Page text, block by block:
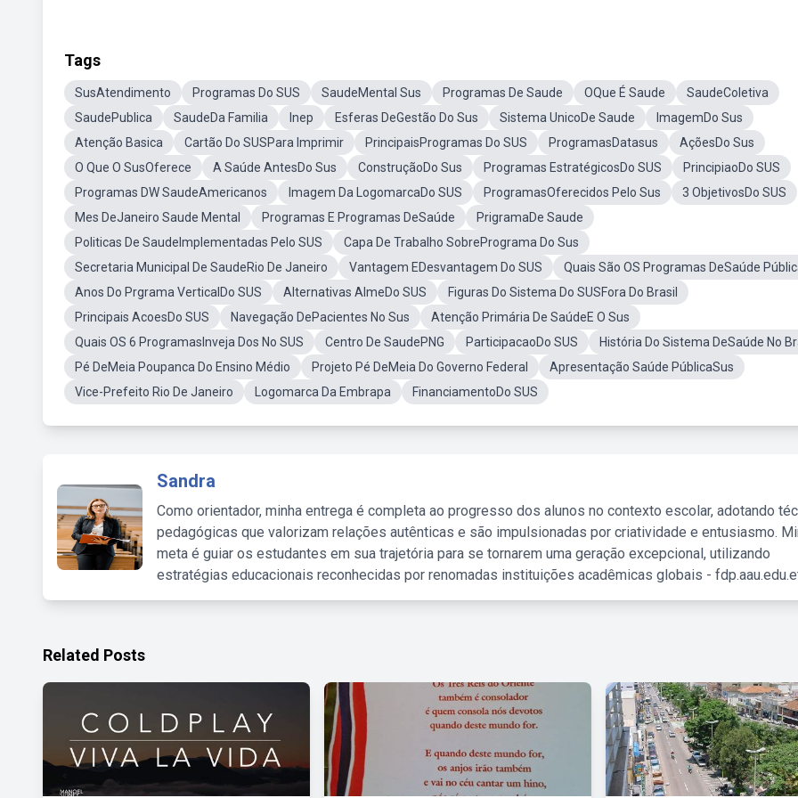
Tags
SusAtendimento Programas Do SUS SaudeMental Sus Programas De Saude OQue É Saude
SaudeColetiva
SaudePublica
SaudeDa Familia Inep Esferas DeGestão Do Sus Sistema UnicoDe Saude
ImagemDo Sus
Atenção Basica
Cartão Do SUSPara Imprimir PrincipaisProgramas Do SUS ProgramasDatasus
AçõesDo Sus
O Que O SusOferece
A Saúde AntesDo Sus ConstruçãoDo Sus Programas EstratégicosDo SUS
PrincipiaoDo SUS
Programas DW SaudeAmericanos
Imagem Da LogomarcaDo SUS ProgramasOferecidos Pelo Sus
3 ObjetivosDo SUS
Mes DeJaneiro Saude Mental
Programas E Programas DeSaúde
PrigramaDe Saude
Politicas De SaudeImplementadas Pelo SUS
Capa De Trabalho SobrePrograma Do Sus
Secretaria Municipal De SaudeRio De Janeiro
Vantagem EDesvantagem Do SUS
Quais São OS Programas DeSaúde
Anos Do Prgrama VerticalDo SUS
Alternativas AlmeDo SUS
Figuras Do Sistema Do SUSFora Do Brasil
Principais AcoesDo SUS
Navegação DePacientes No Sus
Atenção Primária De SaúdeE O Sus
Quais OS 6 ProgramasInveja Dos No SUS
Centro De SaudePNG ParticipacaoDo SUS
História Do Sistema DeSaúde No
Pé DeMeia Poupanca Do Ensino Médio
Projeto Pé DeMeia Do Governo Federal
Apresentação Saúde PúblicaSus
Vice-Prefeito Rio De Janeiro
Logomarca Da Embrapa FinanciamentoDo SUS
Sandra
Como orientador, minha entrega é completa ao progresso dos alunos no contexto escolar, adotando
pedagógicas que valorizam relações autênticas e são impulsionadas por criatividade e entusiasmo.
meta é guiar os estudantes em sua trajetória para se tornarem uma geração excepcional, utilizando
estratégias educacionais reconhecidas por renomadas instituições acadêmicas globais -
Related Posts